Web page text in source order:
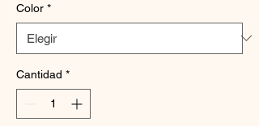
Color *
Cantidad *